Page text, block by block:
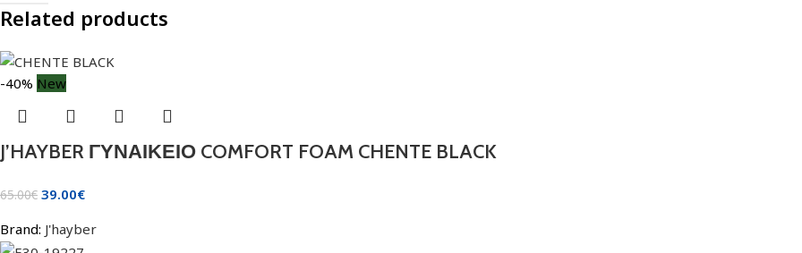
Related products
-40% New
J’HAYBER ΓΥΝΑΙΚΕΙΟ COMFORT FOAM CHENTE BLACK
65.00€ 39.00€
Brand: J'hayber